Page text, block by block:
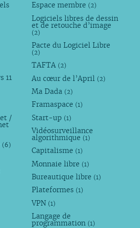
11
/
(6)
Espace membre (2)
Logiciels libres de dessin
et de retouche d’image
(2)
Pacte du Logiciel Libre
(2)
TAFTA (2)
Au cœur de l’April (2)
Ma Dada (2)
Framaspace (1)
Start-up (1)
Vidéosurveillance
algorithmique (1)
Capitalisme (1)
Monnaie libre (1)
Bureautique libre (1)
Plateformes (1)
VPN (1)
Langage de
programmation (1)